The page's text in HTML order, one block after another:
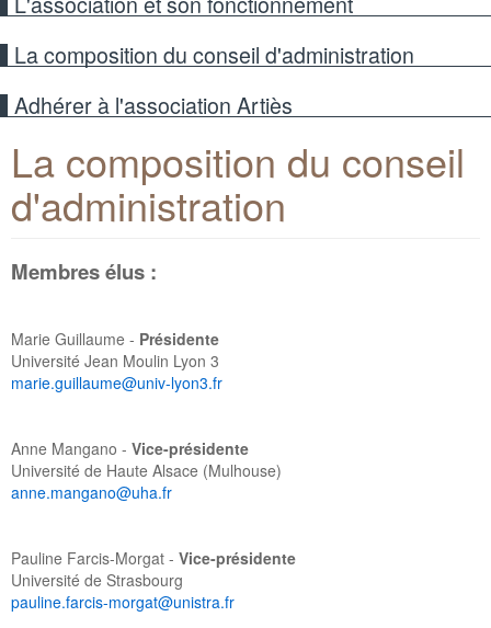
La composition du conseil d'administration
Adhérer à l'association Artiès
formulaire Orléans2011
Archives documentaires
Historique
Documentation
Plaquette de présentation
Aide
Public : vos questions les plus fréquentes
Liens utiles
Enseignement supérieur
Marchés publics
Textes officiels
La composition du conseil d'administration
Adhérer à l'association Artiès
La composition du conseil
d'administration
Membres élus :
Marie Guillaume - Présidente
Université Jean Moulin Lyon 3
marie.guillaume@univ-lyon3.fr
Anne Mangano - Vice-présidente
Université de Haute Alsace (Mulhouse)
anne.mangano@uha.fr
Pauline Farcis-Morgat - Vice-présidente
Université de Strasbourg
pauline.farcis-morgat@unistra.fr